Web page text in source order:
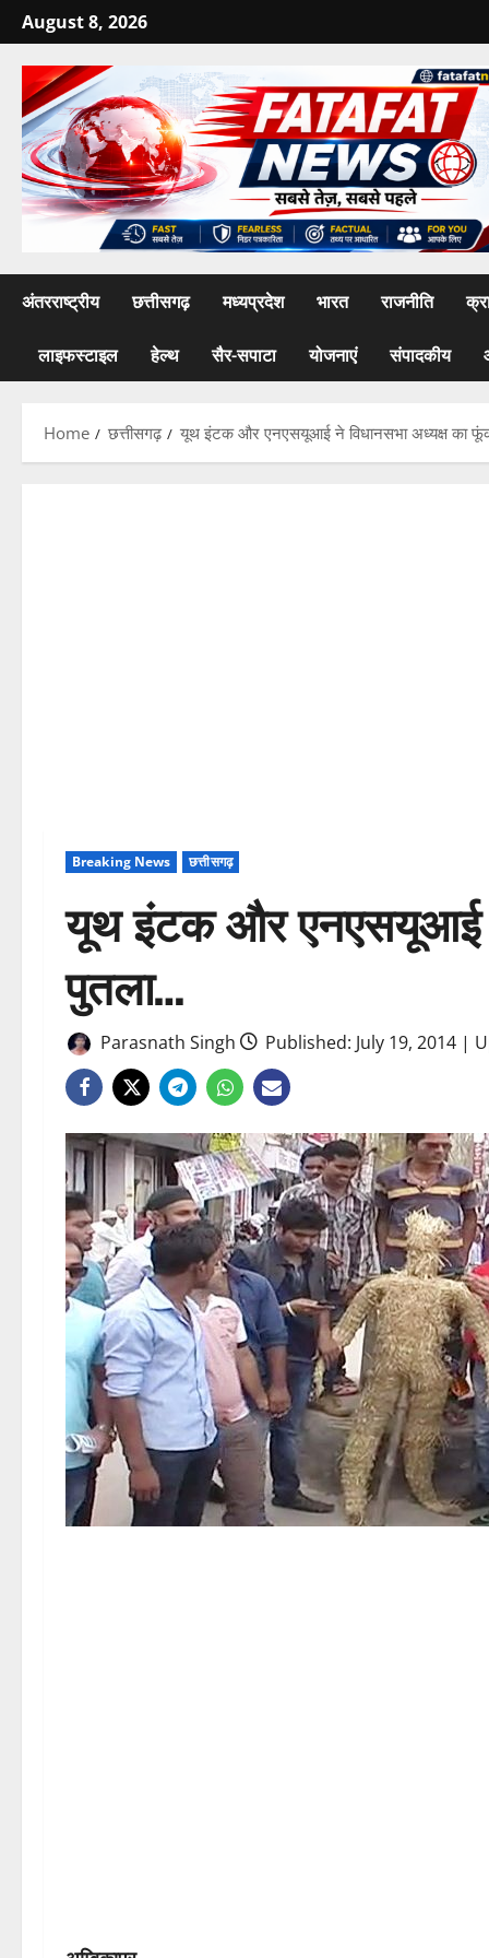
Skip
to
content
August 8, 2026
अंतरराष्ट्रीय छत्तीसगढ़ मध्यप्रदेश भारत राजनीति
लाइफस्टाइल हेल्थ सैर-सपाटा योजनाएं संपादकीय
Home छत्तीसगढ़ यूथ इंटक और एनएसयूआई ने विधानसभा अध्यक्ष का
Breaking News छत्तीसगढ़
यूथ इंटक और एनएसयूआई
पुतला…
Parasnath Singh Published: July 19, 2014 |